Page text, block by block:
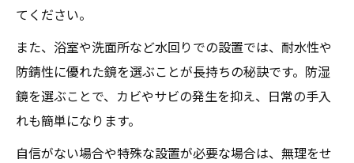
てください。
また、浴室や洗面所など水回りでの設置では、耐水性や
防錆性に優れた鏡を選ぶことが長持ちの秘訣です。防湿
鏡を選ぶことで、カビやサビの発生を抑え、日常の手入
れも簡単になります。
自信がない場合や特殊な設置が必要な場合は、無理をせ